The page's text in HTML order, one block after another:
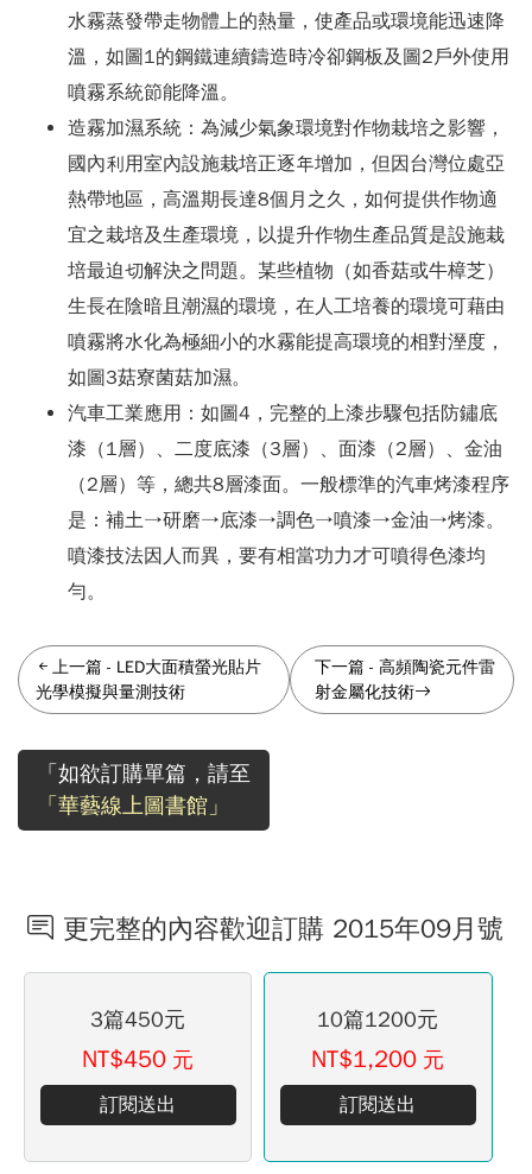
水霧蒸發帶走物體上的熱量，使產品或環境能迅速降
溫，如圖1的鋼鐵連續鑄造時冷卻鋼板及圖2戶外使用
噴霧系統節能降溫。
造霧加濕系統：為減少氣象環境對作物栽培之影響，
國內利用室內設施栽培正逐年增加，但因台灣位處亞
熱帶地區，高溫期長達8個月之久，如何提供作物適
宜之栽培及生產環境，以提升作物生產品質是設施栽
培最迫切解決之問題。某些植物（如香菇或牛樟芝）
生長在陰暗且潮濕的環境，在人工培養的環境可藉由
噴霧將水化為極細小的水霧能提高環境的相對溼度，
如圖3菇寮菌菇加濕。
汽車工業應用：如圖4，完整的上漆步驟包括防鏽底
漆（1層）、二度底漆（3層）、面漆（2層）、金油
（2層）等，總共8層漆面。一般標準的汽車烤漆程序
是：補土→研磨→底漆→調色→噴漆→金油→烤漆。
噴漆技法因人而異，要有相當功力才可噴得色漆均
勻。
上一篇 - LED大面積螢光貼片
光學模擬與量測技術
下一篇 -高頻陶瓷元件雷
射金屬化技術
「如欲訂購單篇，請至
「華藝線上圖書館」
更完整的內容歡迎訂購 2015年09月號
3篇450元
NT$450 元
訂閱送出
10篇1200元
NT$1,200 元
訂閱送出